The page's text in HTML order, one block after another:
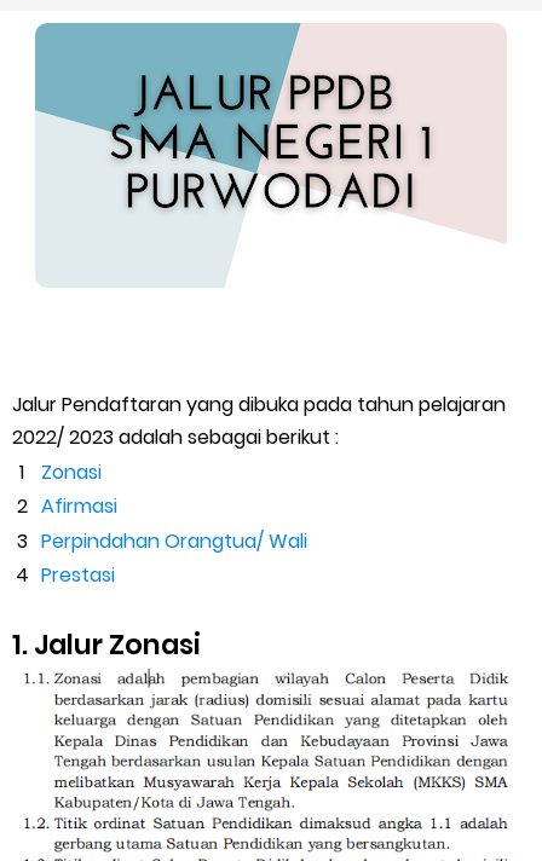
Seleksi, Nilai Akhir dan Daftar Ulang
Jenis-Jenis Kejuaraan
Jalur PPDB SMA Negeri 1 Purwodadi Tahun Pelajaran 2023/ 2024
Tata Cara dan Pilihan Pendaftaran
Syarat Pendaftaran dan Daftar Ulang
Jalur Pendaftaran yang dibuka pada tahun pelajaran
2022/ 2023 adalah sebagai berikut :
Zonasi
Afirmasi
Perpindahan Orangtua/ Wali
Prestasi
1. Jalur Zonasi